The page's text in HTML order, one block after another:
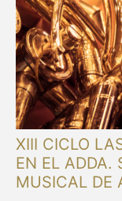
XIII CICLO
EN EL ADDA.
MUSICAL DE